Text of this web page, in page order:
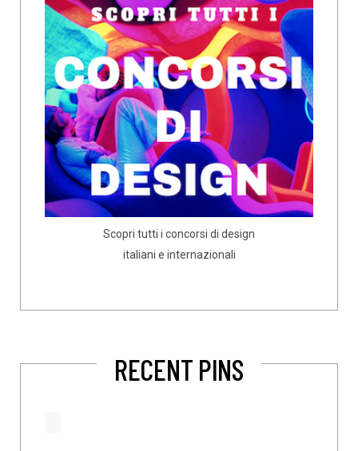
Scopri tutti i concorsi di design
italiani e internazionali
RECENT PINS